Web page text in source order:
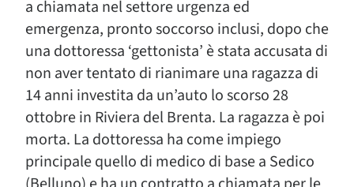
a chiamata nel settore urgenza ed
emergenza, pronto soccorso inclusi, dopo che
una dottoressa ‘gettonista’ è stata accusata di
non aver tentato di rianimare una ragazza di
14 anni investita da un’auto lo scorso 28
ottobre in Riviera del Brenta. La ragazza è poi
morta. La dottoressa ha come impiego
principale quello di medico di base a Sedico